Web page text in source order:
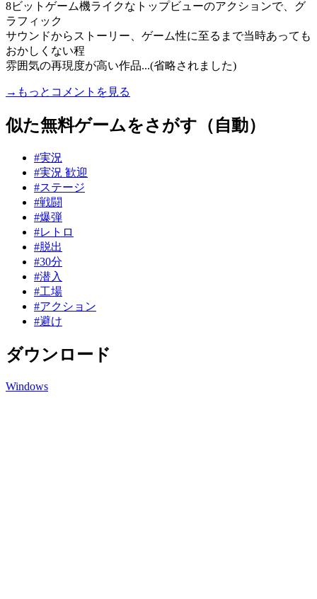
8ビットゲーム機ライクなトップビューのアクションで、グ
ラフィック
サウンドからストーリー、ゲーム性に至るまで当時あっても
おかしくない程
雰囲気の再現度が高い作品...(省略されました)
→もっとコメントを見る
似た無料ゲームをさがす（自動）
#実況
#実況 歓迎
#ステージ
#戦闘
#爆弾
#レトロ
#脱出
#30分
#潜入
#工場
#アクション
#避け
ダウンロード
Windows